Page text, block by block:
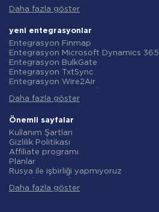
Entegrasyon Gmail
Entegrasyon ClickUp
Entegrasyon Airtable
Entegrasyon Google Contacts
Entegrasyon OpenAI (ChatGPT)
Entegrasyon Instagram
Entegrasyon ActiveCampaign
Entegrasyon Typeform
Entegrasyon Salesforce CRM
Entegrasyon Notion
Entegrasyon AWeber
Entegrasyon Asana
Entegrasyon ZOHO CRM
Entegrasyon Webhooks
Entegrasyon GetResponse
Entegrasyon WooCommerce
Daha fazla göster
yeni entegrasyonlar
Entegrasyon Finmap
Entegrasyon Microsoft Dynamics 365
Entegrasyon BulkGate
Entegrasyon TxtSync
Entegrasyon Wire2Air
Entegrasyon Infobip
Entegrasyon AtomPark
Entegrasyon TXTImpact
Entegrasyon Campaign Monitor
Entegrasyon CM.com
Entegrasyon D7 Networks
Entegrasyon SMS.to
Entegrasyon SMSGlobal
Entegrasyon Textlocal
Daha fazla göster
Önemli sayfalar
Kullanım Şartları
Gizlilik Politikası
Affiliate programı
Planlar
Rusya ile işbirliği yapmıyoruz
iade politikasi
Daha fazla göster